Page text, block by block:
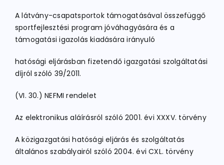
A látvány-csapatsportok támogatásával összefüggő
sportfejlesztési program jóváhagyására és a
támogatási igazolás kiadására irányuló
hatósági eljárásban fizetendő igazgatási szolgáltatási
díjról szóló 39/2011.
(VI. 30.) NEFMI rendelet
Az elektronikus aláírásról szóló 2001. évi XXXV. törvény
A közigazgatási hatósági eljárás és szolgáltatás
általános szabályairól szóló 2004. évi CXL. törvény